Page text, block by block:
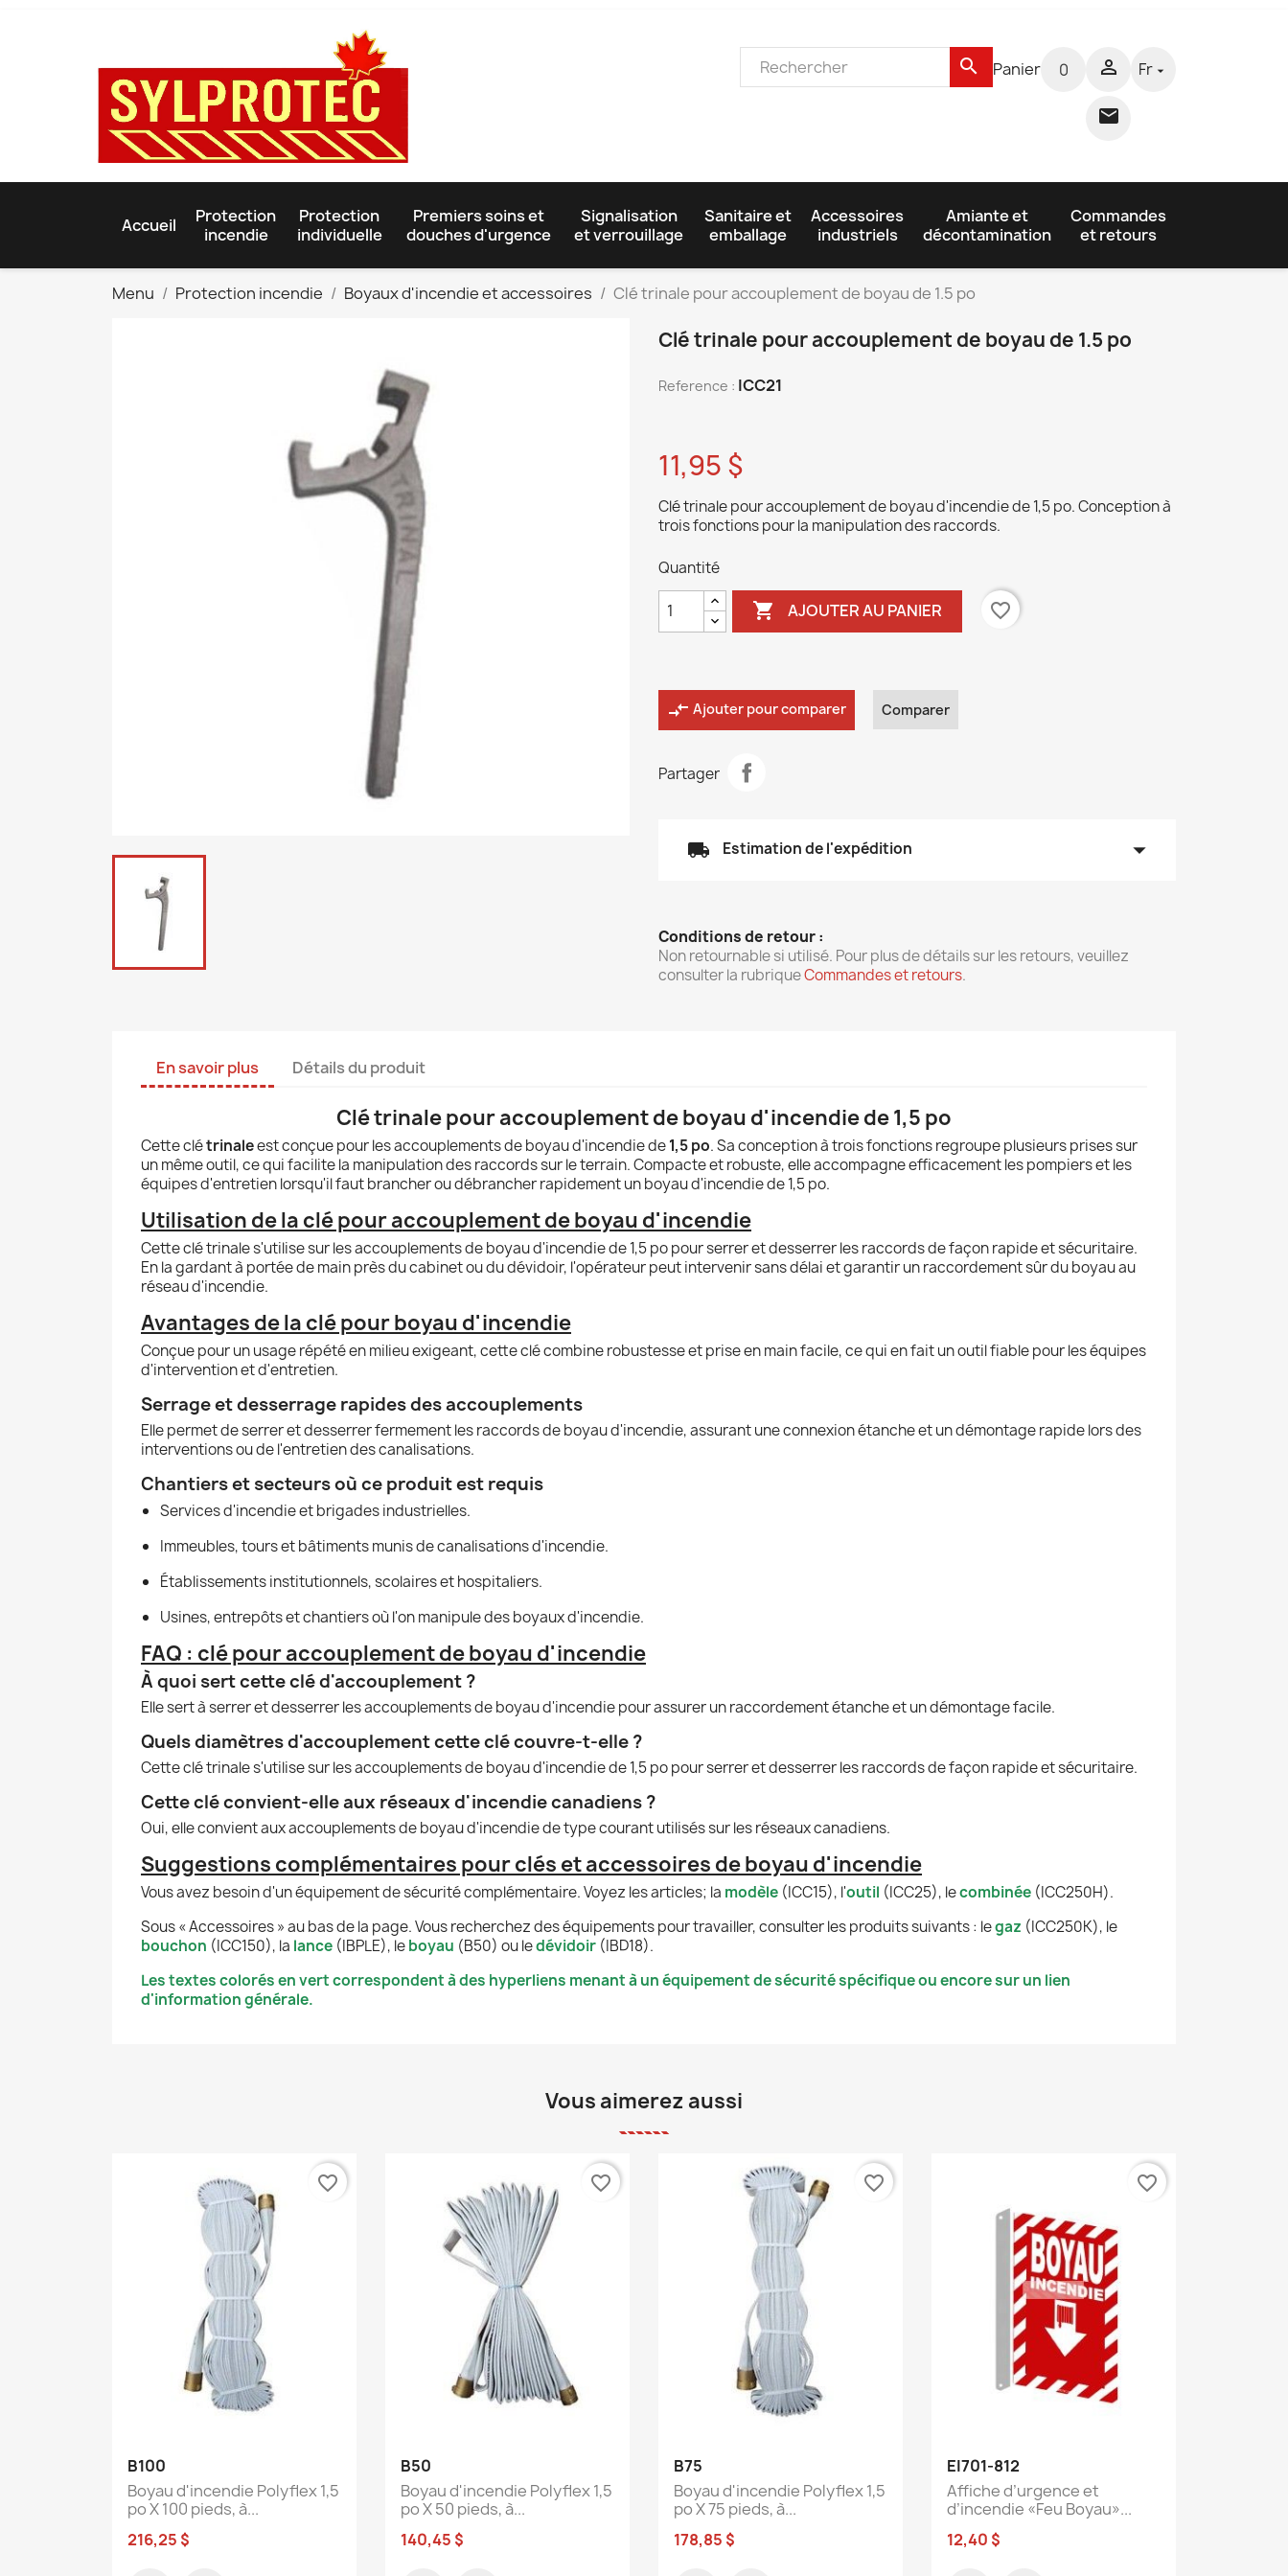
search Panier 0 

Fr 
Accueil
Protection
incendie
Protection
individuelle
Premiers soins et
douches d'urgence
Signalisation
et verrouillage
Sanitaire et
emballage
Accessoires
industriels
Amiante et
décontamination
Commandes
et retours
Menu Protection incendie Boyaux d'incendie et accessoires Clé trinale pour accouplement de boyau de 1.5 po
Clé trinale pour accouplement de boyau de 1.5 po
Reference : ICC21
11,95 $
Clé trinale pour accouplement de boyau d'incendie de 1,5 po. Conception à
trois fonctions pour la manipulation des raccords.
Quantité
 AJOUTER AU PANIER favorite_border
compare_arrows Ajouter pour comparer Comparer
Partager
local_shipping Estimation de l'expédition arrow_drop_down
Conditions de retour :
Non retournable si utilisé. Pour plus de détails sur les retours, veuillez
consulter la rubriqueCommandes et retours.
En savoir plus Détails du produit
Clé trinale pour accouplement de boyau d'incendie de 1,5 po
Cette clétrinaleest conçue pour les accouplements de boyau d'incendie de1,5 po. Sa conception à trois fonctions regroupe plusieurs prises sur
un même outil, ce qui facilite la manipulation des raccords sur le terrain. Compacte et robuste, elle accompagne efficacement les pompiers et les
équipes d'entretien lorsqu'il faut brancher ou débrancher rapidement un boyau d'incendie de 1,5 po.
Utilisation de la clé pour accouplement de boyau d'incendie
Cette clé trinale s'utilise sur les accouplements de boyau d'incendie de 1,5 po pour serrer et desserrer les raccords de façon rapide et sécuritaire.
En la gardant à portée de main près du cabinet ou du dévidoir, l'opérateur peut intervenir sans délai et garantir un raccordement sûr du boyau au
réseau d'incendie.
Avantages de la clé pour boyau d'incendie
Conçue pour un usage répété en milieu exigeant, cette clé combine robustesse et prise en main facile, ce qui en fait un outil fiable pour les équipes
d'intervention et d'entretien.
Serrage et desserrage rapides des accouplements
Elle permet de serrer et desserrer fermement les raccords de boyau d'incendie, assurant une connexion étanche et un démontage rapide lors des
interventions ou de l'entretien des canalisations.
Chantiers et secteurs où ce produit est requis
Services d'incendie et brigades industrielles.
Immeubles, tours et bâtiments munis de canalisations d'incendie.
Établissements institutionnels, scolaires et hospitaliers.
Usines, entrepôts et chantiers où l'on manipule des boyaux d'incendie.
FAQ : clé pour accouplement de boyau d'incendie
À quoi sert cette clé d'accouplement ?
Elle sert à serrer et desserrer les accouplements de boyau d'incendie pour assurer un raccordement étanche et un démontage facile.
Quels diamètres d'accouplement cette clé couvre-t-elle ?
Cette clé trinale s'utilise sur les accouplements de boyau d'incendie de 1,5 po pour serrer et desserrer les raccords de façon rapide et sécuritaire.
Cette clé convient-elle aux réseaux d'incendie canadiens ?
Oui, elle convient aux accouplements de boyau d'incendie de type courant utilisés sur les réseaux canadiens.
Suggestions complémentaires pour clés et accessoires de boyau d'incendie
Vous avez besoin d'un équipement de sécurité complémentaire. Voyez les articles; la modèle (ICC15), l'outil (ICC25), lecombinée (ICC250H).
Sous « Accessoires » au bas de la page. Vous recherchez des équipements pour travailler, consulter les produits suivants : legaz (ICC250K), le
bouchon (ICC150), la lance (IBPLE), leboyau (B50) ou ledévidoir (IBD18).
Les textes colorés en vert correspondent à des hyperliens menant à un équipement de sécurité spécifique ou encore sur un lien
d'information générale.
Vous aimerez aussi
B100
Boyau d'incendie Polyflex 1,5
po X 100 pieds, à...
216,25 $
favorite_border
B50
Boyau d'incendie Polyflex 1,5
po X 50 pieds, à...
140,45 $
favorite_border
B75
Boyau d'incendie Polyflex 1,5
po X 75 pieds, à...
178,85 $
favorite_border
Aperçu rapide
EI701-812
Affiche d’urgence et
d’incendie «Feu Boyau»...
12,40 $
favorite_border